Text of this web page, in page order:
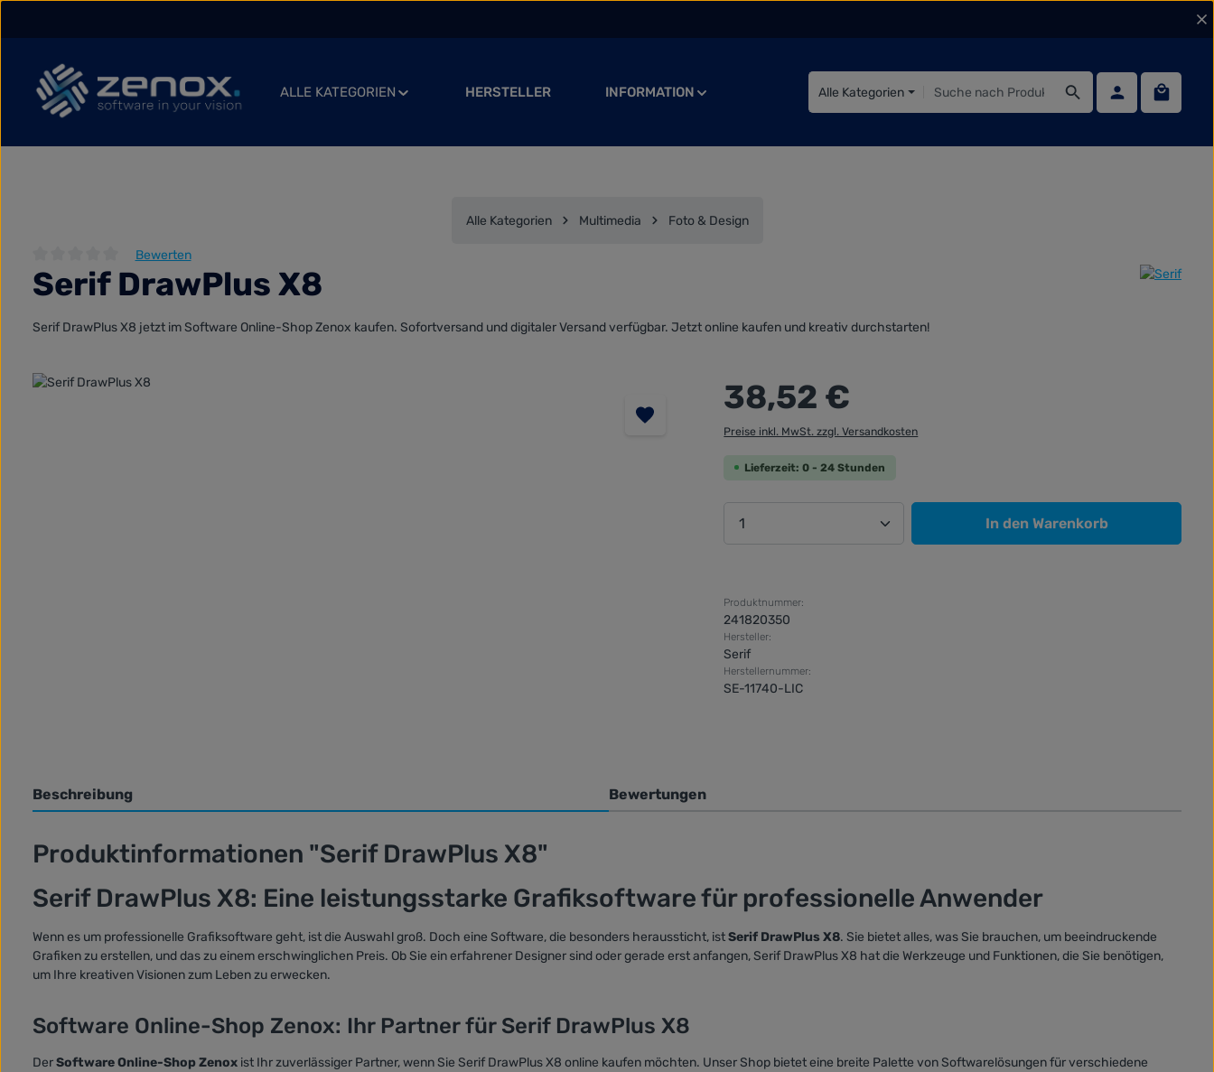
ALLE KATEGORIEN HERSTELLER INFORMATION Alle Kategorien
Alle Kategorien Multimedia Foto & Design
Durchschnittliche Bewertung von 0 von 5 Sternen
Bewerten
Serif DrawPlus X8
Serif DrawPlus X8 jetzt im Software Online-Shop Zenox kaufen. Sofortversand und digitaler Versand verfügbar. Jetzt online kaufen und kreativ durchstarten!
Bildergalerie überspringen Regulärer Preis:
38,52 €
Preise inkl. MwSt. zzgl. Versandkosten
Lieferzeit: 0 - 24 Stunden
Produkt Anzahl: Gib den gewünschten Wert
In den Warenkorb
Produktnummer:
241820350
Hersteller:
Serif
Herstellernummer:
SE-11740-LIC
Beschreibung Bewertungen
Produktinformationen "Serif DrawPlus X8"
Serif DrawPlus X8: Eine leistungsstarke Grafiksoftware für professionelle Anwender
Wenn es um professionelle Grafiksoftware geht, ist die Auswahl groß. Doch eine Software, die besonders heraussticht, istSerif DrawPlus X8. Sie bietet alles, was Sie brauchen, um beeindruckende
Grafiken zu erstellen, und das zu einem erschwinglichen Preis. Ob Sie ein erfahrener Designer sind oder gerade erst anfangen, Serif DrawPlus X8 hat die Werkzeuge und Funktionen, die Sie benötigen,
um Ihre kreativen Visionen zum Leben zu erwecken.
Software Online-Shop Zenox: Ihr Partner für Serif DrawPlus X8
DerSoftware Online-Shop Zenox ist Ihr zuverlässiger Partner, wenn Sie Serif DrawPlus X8 online kaufen möchten. Unser Shop bietet eine breite Palette von Softwarelösungen für verschiedene